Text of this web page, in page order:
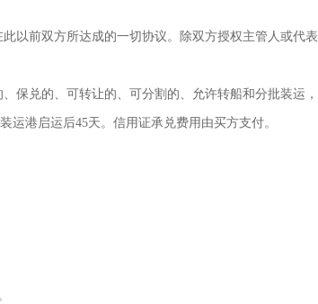
以前双方所达成的一切协议。除双方授权主管人或代表
保兑的、可转让的、可分割的、允许转船和分批装运，
运港启运后45天。信用证承兑费用由买方支付。